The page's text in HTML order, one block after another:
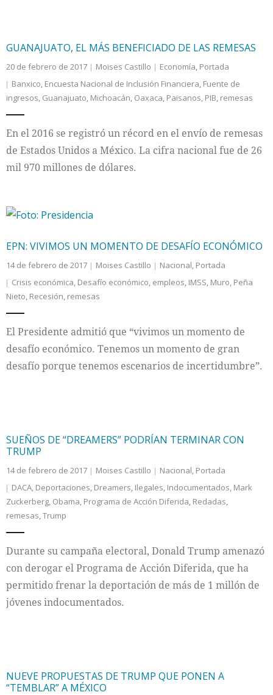
GUANAJUATO, EL MÁS BENEFICIADO DE LAS REMESAS
20 de febrero de 2017 Moises Castillo Economía, Portada
Banxico, Encuesta Nacional de Inclusión Financiera, Fuente de
ingresos, Guanajuato, Michoacán, Oaxaca, Paisanos, PIB, remesas
En el 2016 se registró un récord en el envío de remesas
de Estados Unidos a México. La cifra nacional fue de 26
mil 970 millones de dólares.
EPN: VIVIMOS UN MOMENTO DE DESAFÍO ECONÓMICO
14 de febrero de 2017 Moises Castillo Nacional, Portada
Crisis económica, Desafío económico, empleos, IMSS, Muro, Peña
Nieto, Recesión, remesas
El Presidente admitió que “vivimos un momento de
desafío económico. Tenemos un momento de gran
desafío porque tenemos escenarios de incertidumbre”.
SUEÑOS DE “DREAMERS” PODRÍAN TERMINAR CON
TRUMP
14 de febrero de 2017 Moises Castillo Nacional, Portada
DACA, Deportaciones, Dreamers, Ilegales, Indocumentados, Mark
Zuckerberg, Obama, Programa de Acción Diferida, Redadas,
remesas,Trump
Durante su campaña electoral, Donald Trump amenazó
con derogar el Programa de Acción Diferida, que ha
permitido frenar la deportación de más de 1 millón de
jóvenes indocumentados.
NUEVE PROPUESTAS DE TRUMP QUE PONEN A
“TEMBLAR” A MÉXICO